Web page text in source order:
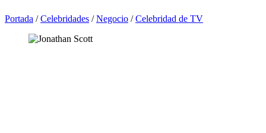
Portada /Celebridades /Negocio /Celebridad de TV